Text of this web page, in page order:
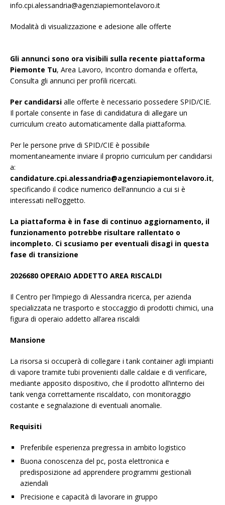
info.cpi.alessandria@agenziapiemontelavoro.it
Modalità di visualizzazione e adesione alle offerte
Gli annunci sono ora visibili sulla recente piattaforma
Piemonte Tu, Area Lavoro, Incontro domanda e offerta,
Consulta gli annunci per profili ricercati.
Per candidarsi alle offerte è necessario possedere SPID/CIE.
Il portale consente in fase di candidatura di allegare un
curriculum creato automaticamente dalla piattaforma.
Per le persone prive di SPID/CIE è possibile
momentaneamente inviare il proprio curriculum per candidarsi
a:
candidature.cpi.alessandria@agenziapiemontelavoro.it,
specificando il codice numerico dell’annuncio a cui si è
interessati nell’oggetto.
La piattaforma è in fase di continuo aggiornamento, il
funzionamento potrebbe risultare rallentato o
incompleto. Ci scusiamo per eventuali disagi in questa
fase di transizione
2026680 OPERAIO ADDETTO AREA RISCALDI
Il Centro per l’impiego di Alessandra ricerca, per azienda
specializzata ne trasporto e stoccaggio di prodotti chimici, una
figura di operaio addetto all’area riscaldi
Mansione
La risorsa si occuperà di collegare i tank container agli impianti
di vapore tramite tubi provenienti dalle caldaie e di verificare,
mediante apposito dispositivo, che il prodotto all’interno dei
tank venga correttamente riscaldato, con monitoraggio
costante e segnalazione di eventuali anomalie.
Requisiti
Preferibile esperienza pregressa in ambito logistico
Buona conoscenza del pc, posta elettronica e
predisposizione ad apprendere programmi gestionali
aziendali
Precisione e capacità di lavorare in gruppo